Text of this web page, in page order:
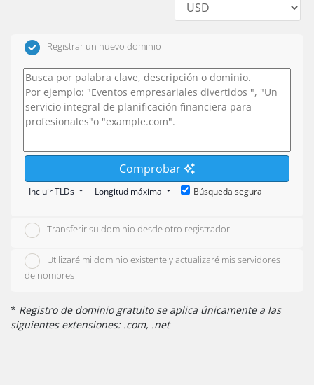
Registrar un nuevo dominio
Comprobar
Incluir TLDs Longitud máxima Búsqueda segura
Transferir su dominio desde otro registrador
Utilizaré mi dominio existente y actualizaré mis servidores
de nombres
* Registro de dominio gratuito se aplica únicamente a las
siguientes extensiones: .com, .net